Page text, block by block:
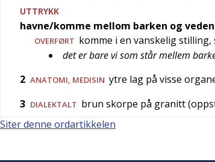
UTTRYKK
havne/komme mellom barken og veden
OVERFØRT komme i en vanskelig
det er bare vi som står mellem
2 ANATOMI MEDISIN ytre lag på visse
3 DIALEKTALT brun skorpe på granitt
Siter denne ordartikkelen